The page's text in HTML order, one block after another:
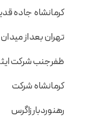
کرمانشاه جاده
تهران بعداز میدان
ظفرجنب شرکت
کرمانشاه شرکت
رهنوردبارزاگرس